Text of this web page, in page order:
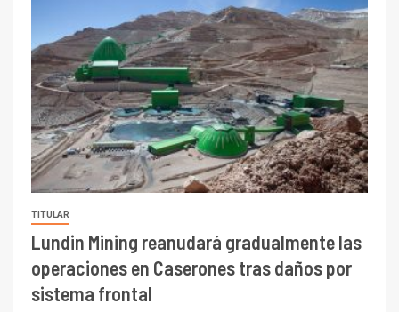
TITULAR
Lundin Mining reanudará gradualmente las
operaciones en Caserones tras daños por
sistema frontal